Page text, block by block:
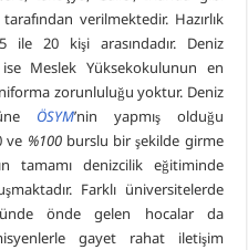
verilmektedir. Hazırlık
ile 20kişi arasındadır. Deniz
Meslek Yüksekokulunun en
zorunluluğu yoktur. Deniz
ÖSYM’nin yapmış olduğu
ve %100burslu bir şekilde girme
tamamı denizcilik eğitiminde
Farklı üniversitelerde
önde gelen hocalar da
gayet rahat iletişim